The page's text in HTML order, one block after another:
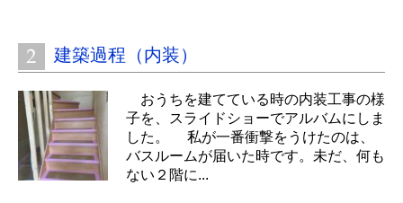
建築過程（内装）
おうちを建てている時の内装工事の様
子を、スライドショーでアルバムにしま
した。 私が一番衝撃をうけたのは、
バスルームが届いた時です。未だ、何も
ない２階に...